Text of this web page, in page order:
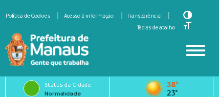
Política de Cookies Acesso à informação
Transparência
Teclas de atalho
Toggle
Toggle
Status da Cidade
Normalidade
38°
23°